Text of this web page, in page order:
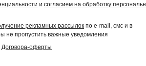
и согласием на обработку
рекламных рассылок по e-mail, смс и в
не пропустить важные уведомления
Договора-оферты